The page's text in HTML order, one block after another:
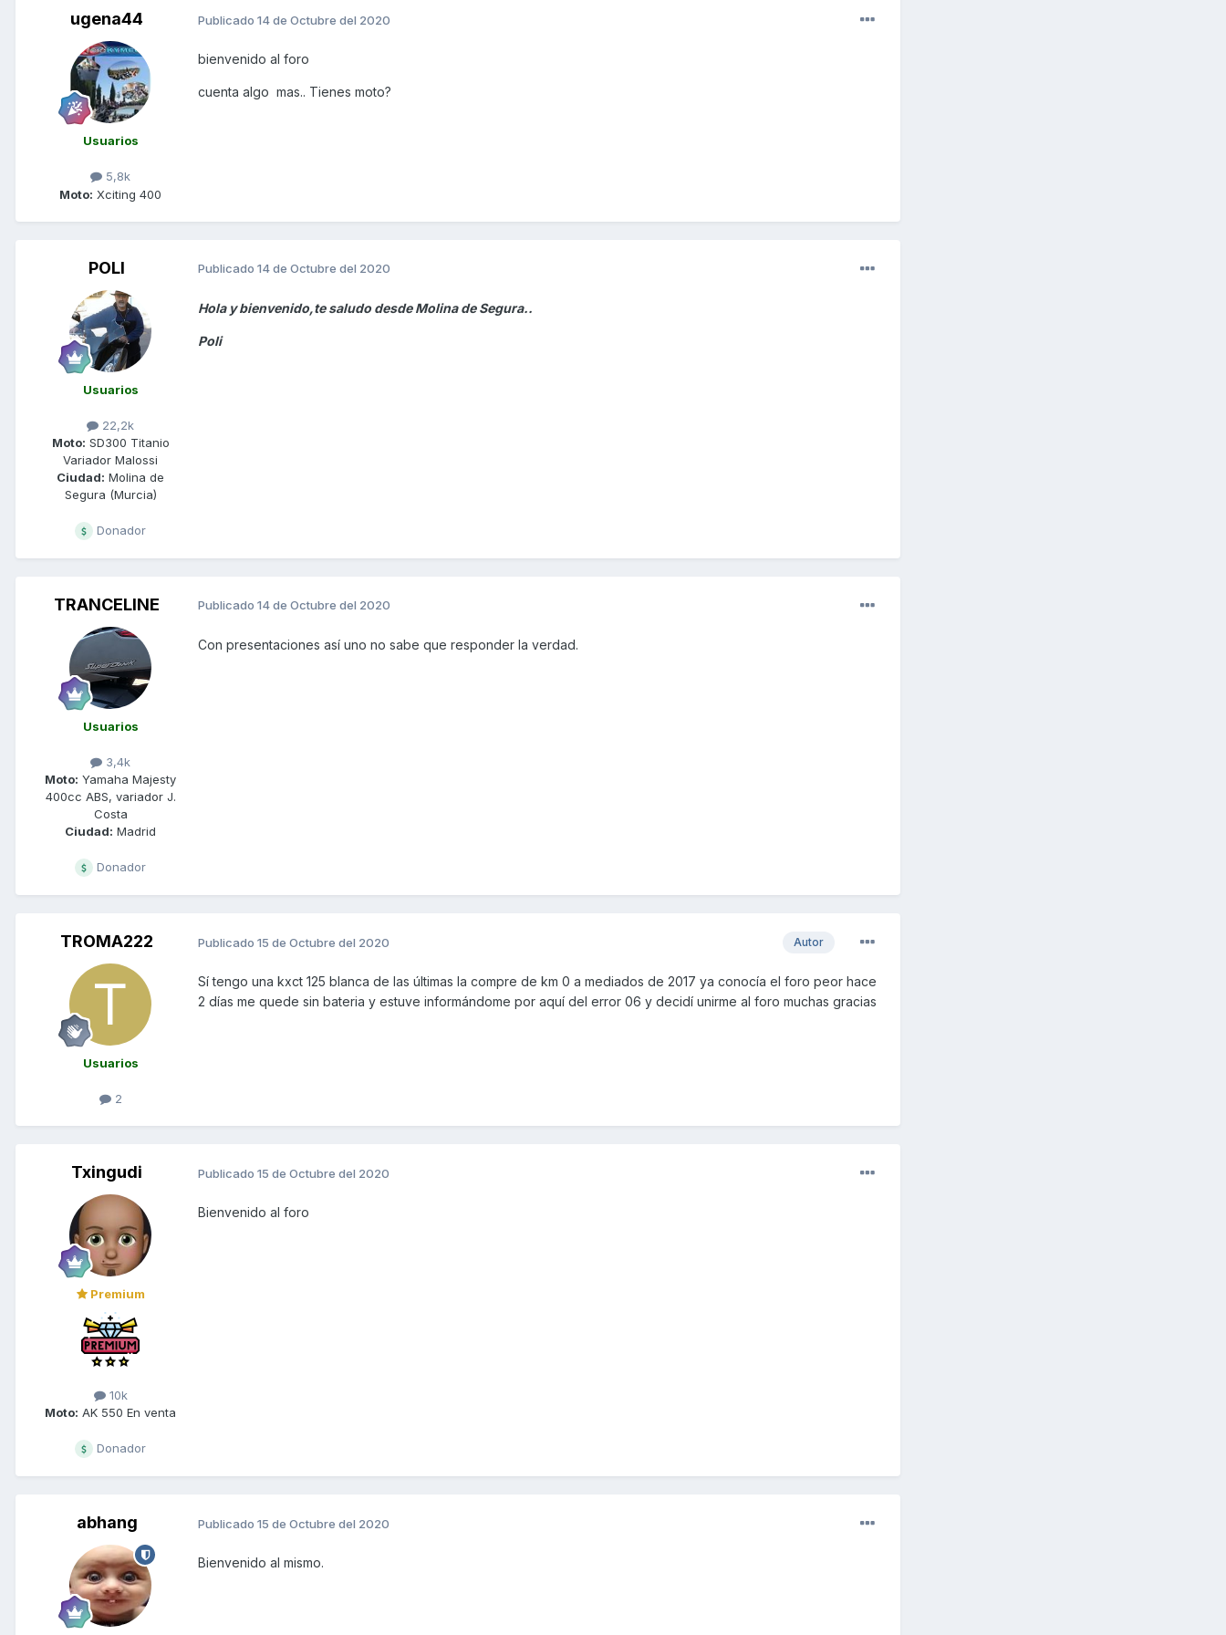
ugena44
Usuarios
5,8k
Moto: Xciting 400
Publicado 14 de Octubre del 2020
bienvenido al foro
cuenta algo mas.. Tienes moto?
POLI
Usuarios
22,2k
Moto: SD300 Titanio
Variador Malossi
Ciudad: Molina de
Segura (Murcia)
Donador
Publicado 14 de Octubre del 2020
Hola y bienvenido,te saludo desde Molina de Segura..
Poli
TRANCELINE
Usuarios
3,4k
Moto: Yamaha Majesty
400cc ABS, variador J.
Costa
Ciudad: Madrid
Donador
Publicado 14 de Octubre del 2020
Con presentaciones así uno no sabe que responder la verdad.
TROMA222
Usuarios
2
Autor
Publicado 15 de Octubre del 2020
Sí tengo una kxct 125 blanca de las últimas la compre de km 0 a mediados de 2017 ya conocía el foro peor hace
2 días me quede sin bateria y estuve informándome por aquí del error 06 y decidí unirme al foro muchas gracias
Txingudi
Premium
10k
Moto: AK 550 En venta
Donador
Publicado 15 de Octubre del 2020
Bienvenido al foro
abhang Publicado 15 de Octubre del 2020
Bienvenido al mismo.